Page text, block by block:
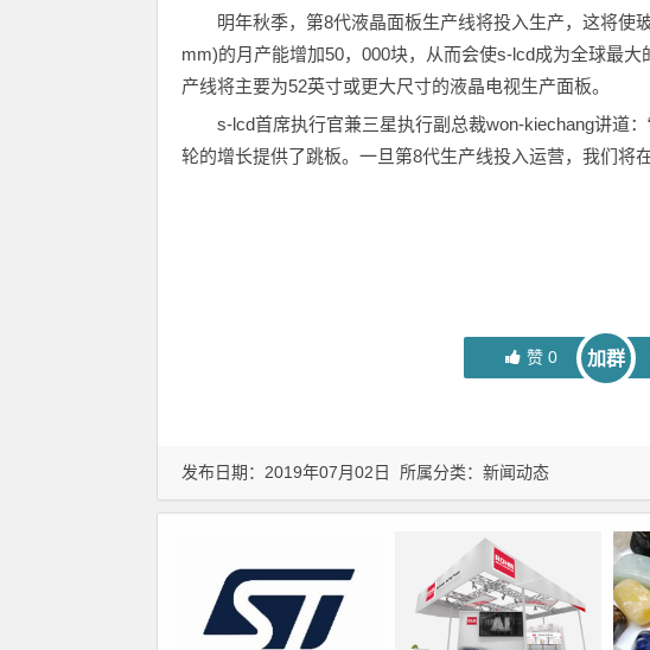
明年秋季，第8代液晶面板生产线将投入生产，这将使
mm)的月产能增加50，000块，从而会使s-lcd成为全球最
产线将主要为52英寸或更大尺寸的液晶电视生产面板。
s-lcd首席执行官兼三星执行副总裁won-kiechang讲道
轮的增长提供了跳板。一旦第8代生产线投入运营，我们将
赞0 加群
发布日期：2019年07月02日 所属分类： 新闻动态